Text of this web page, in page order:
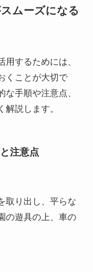
ムーズになる
するためには、
くことが大切で
手順や注意点、
説します。
注意点
取り出し、平らな
の遊具の上、車の